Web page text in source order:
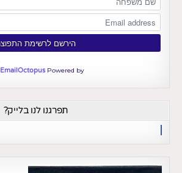
Powered by
EmailOctopus
תפרגנו לנו בלייק?